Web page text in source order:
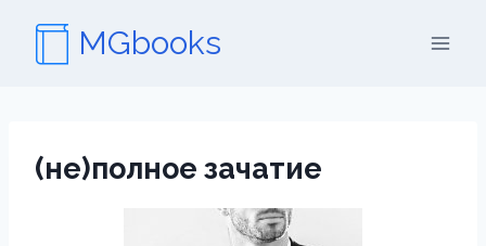
содержимому
MGbooks
(не)полное зачатие